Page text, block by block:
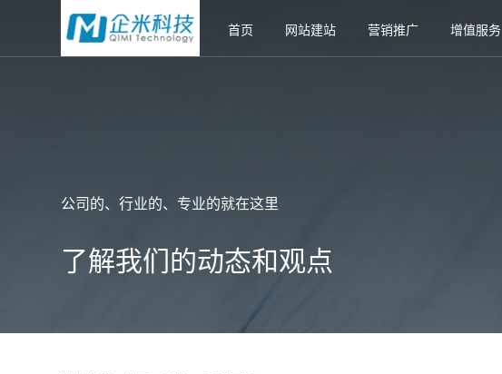
首页 网站建站 营销推广 增值服务
公司的、行业的、专业的就在这里
了解我们的动态和观点